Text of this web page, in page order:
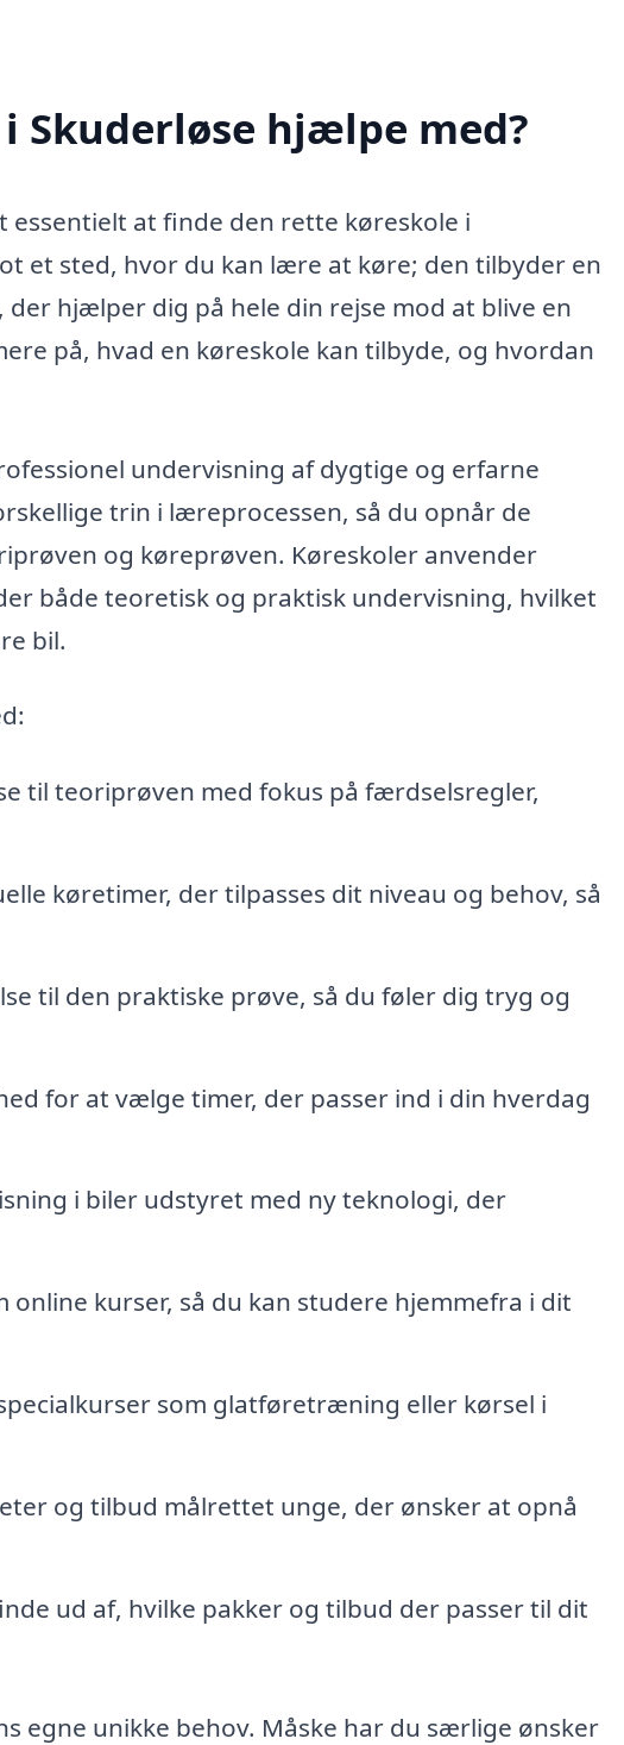
Skuderløse hjælpe med?
at finde den rette køreskole i
et sted, hvor du kan lære at køre; den tilbyder en
hjælper dig på hele din rejse mod at blive en
på, hvad en køreskole kan tilbyde, og hvordan
undervisning af dygtige og erfarne
trin i læreprocessen, så du opnår de
og køreprøven. Køreskoler anvender
både teoretisk og praktisk undervisning, hvilket
bil.
til teoriprøven med fokus på færdselsregler,
køretimer, der tilpasses dit niveau og behov, så
til den praktiske prøve, så du føler dig tryg og
for at vælge timer, der passer ind i din hverdag
i biler udstyret med ny teknologi, der
online kurser, så du kan studere hjemmefra i dit
som glatføretræning eller kørsel i
og tilbud målrettet unge, der ønsker at opnå
ud af, hvilke pakker og tilbud der passer til dit
egne unikke behov. Måske har du særlige ønsker